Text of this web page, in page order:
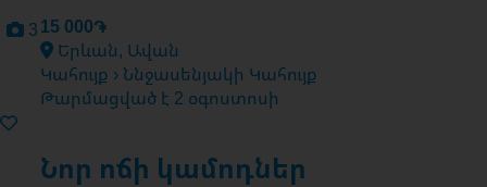
315 000֏
Երևան, Ավան
Կահույք › Ննջասենյակի Կահույք
Թարմացված է 2 օգոստոսի
Նոր ոճի կամոդներ